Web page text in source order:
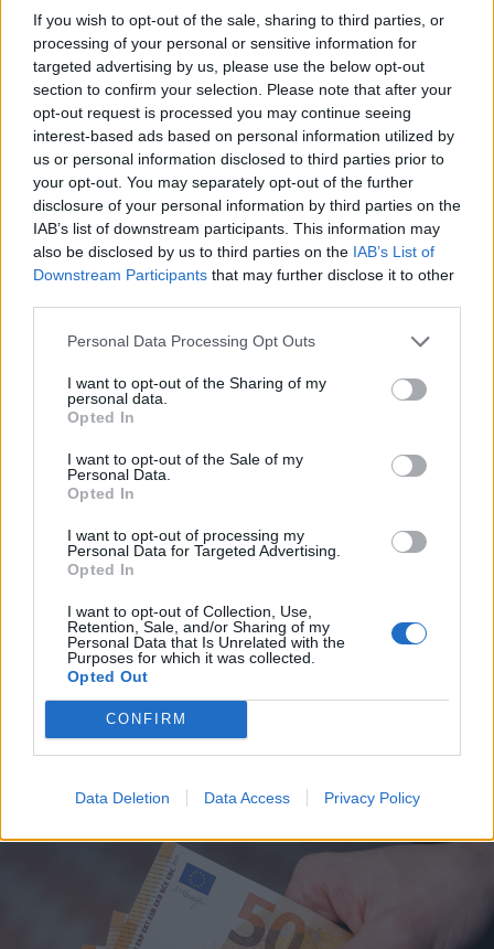
If you wish to opt-out of the sale, sharing to third parties, or
processing of your personal or sensitive information for
targeted advertising by us, please use the below opt-out
section to confirm your selection. Please note that after your
opt-out request is processed you may continue seeing
interest-based ads based on personal information utilized by
us or personal information disclosed to third parties prior to
your opt-out. You may separately opt-out of the further
disclosure of your personal information by third parties on the
IAB’s list of downstream participants. This information may
also be disclosed by us to third parties on the IAB’s List of
Downstream Participants that may further disclose it to other
Personal Data Processing Opt Outs
I want to opt-out of the Sharing of my
personal data.
Opted In
I want to opt-out of the Sale of my
Personal Data.
Opted In
I want to opt-out of processing my
Personal Data for Targeted Advertising.
Opted In
I want to opt-out of Collection, Use,
Retention, Sale, and/or Sharing of my
Personal Data that Is Unrelated with the
Purposes for which it was collected.
Opted Out
CONFIRM
Data Deletion Data Access Privacy Policy
2026. augusztus 08., szombat
Megvan, kit jelöl köztársasági
elnöknek a Tisza Párt
2026. augusztus 08., szombat
Uszályokat süllyesztenek a Dunába
a csernavodai atomerőmű
üzemben tartása érdekében –
videóval